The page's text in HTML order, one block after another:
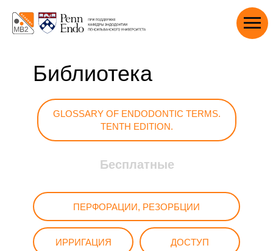
Библиотека
GLOSSARY OF ENDODONTIC TERMS.
TENTH EDITION.
Бесплатные
ПЕРФОРАЦИИ, РЕЗОРБЦИИ
ИРРИГАЦИЯ ДОСТУП